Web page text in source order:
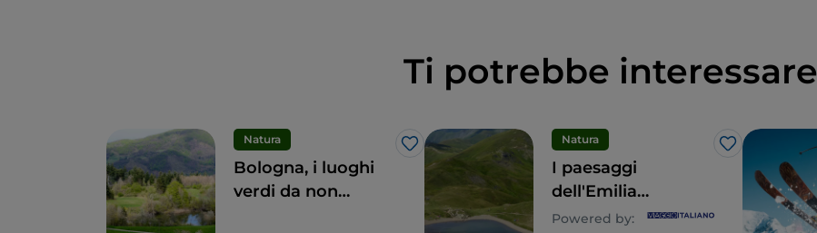
Ti potrebbe interessare
Natura
Like
Bologna, i luoghi
verdi da non
Natura
Like
I paesaggi
dell'Emilia
Romagna
Powered by: